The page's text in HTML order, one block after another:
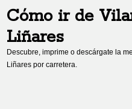
Cómo ir de
Liñares
Descubre, imprime o descárgate la
Liñares por carretera.